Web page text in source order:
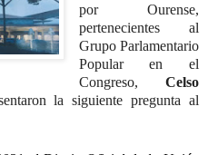
por Ourense,
pertenecientes al
Grupo Parlamentario
Popular en el
Congreso, Celso
la siguiente pregunta al